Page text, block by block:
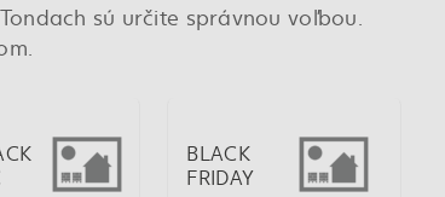
sú určite správnou voľbou.
BLACK
FRIDAY